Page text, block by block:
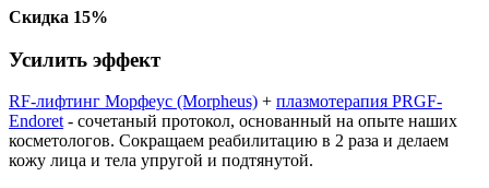
Скидка 15%
Усилить эффект
RF-лифтинг Морфеус (Morpheus) + плазмотерапия PRGF-
Endoret - сочетаный протокол, основанный на опыте наших
косметологов. Сокращаем реабилитацию в 2 раза и делаем
кожу лица и тела упругой и подтянутой.